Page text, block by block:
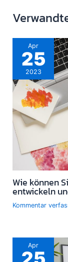
Apr
25
2023
Wie können
entwickeln
Kommentar
Apr